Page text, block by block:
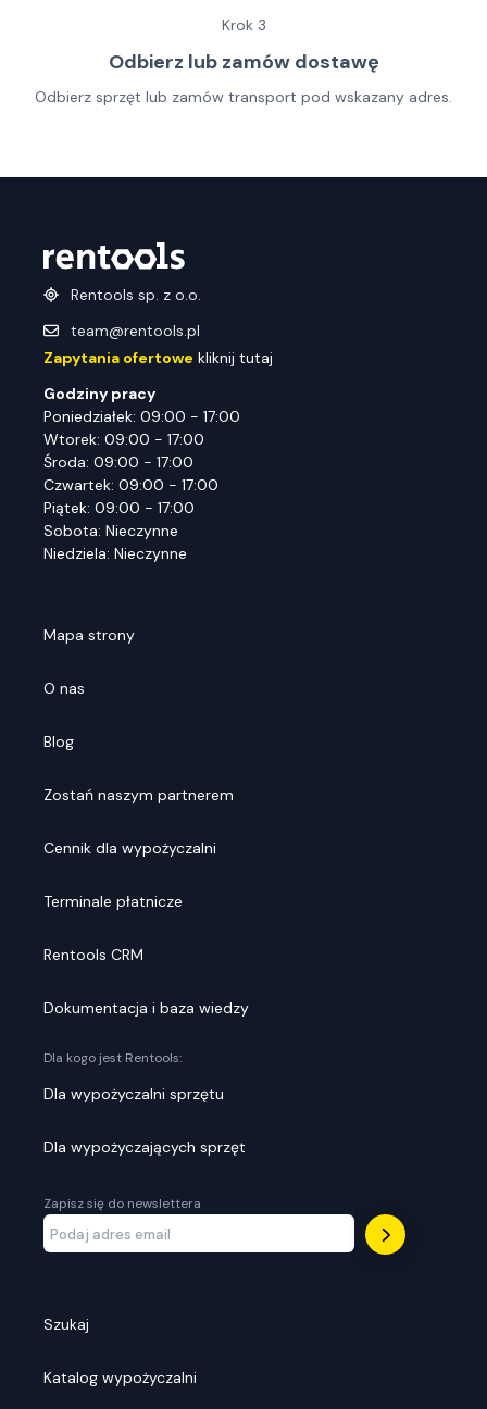
Krok 3
Odbierz lub zamów dostawę
Odbierz sprzęt lub zamów transport pod wskazany adres.
Rentools sp. z o.o.
team@rentools.pl
Zapytania ofertowe kliknij tutaj
Godziny pracy
Poniedziałek: 09:00 - 17:00
Wtorek: 09:00 - 17:00
Środa: 09:00 - 17:00
Czwartek: 09:00 - 17:00
Piątek: 09:00 - 17:00
Sobota: Nieczynne
Niedziela: Nieczynne
Mapa strony
O nas
Blog
Zostań naszym partnerem
Cennik dla wypożyczalni
Terminale płatnicze
Rentools CRM
Dokumentacja i baza wiedzy
Dla kogo jest Rentools:
Dla wypożyczalni sprzętu
Dla wypożyczających sprzęt
Zapisz się do newslettera
Szukaj
Katalog wypożyczalni